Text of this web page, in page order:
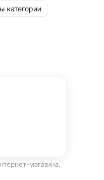
категории
магазина.